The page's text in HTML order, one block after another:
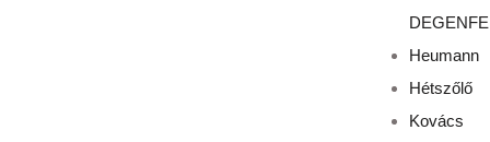
Heumann
Hétszőlő
Kovács